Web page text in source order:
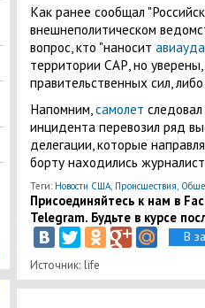
Как ранее сообщал
внешнеполитическом
вопрос, кто "наносит
территории САР, но
правительственных сил,
Напомним, самолет
инцидента перевозил ряд
делегации, которые
борту находились
Теги: Новости США, Происшествия
Присоединяйтесь к нам в
Telegram. Будьте в курсе
В
Источник: life